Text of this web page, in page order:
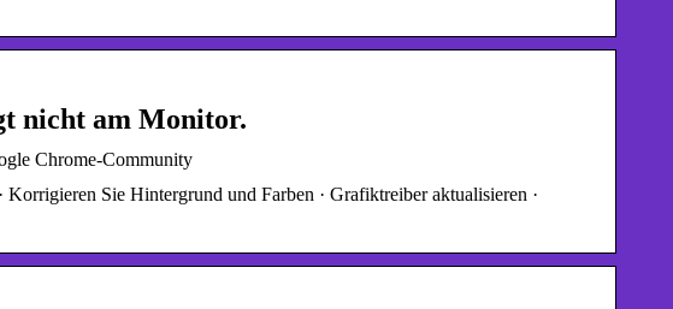
nicht am Monitor.
Chrome-Community
Sie Hintergrund und Farben · Grafiktreiber aktualisieren ·